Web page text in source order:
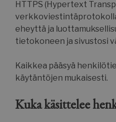
HTTPS (Hypertext
eheyttä ja
tietokoneen ja sivustosi
Kaikkea pääsyä
käytäntöjen mukaisesti.
Kuka käsittelee